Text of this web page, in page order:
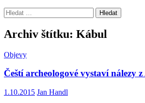
Vyhledávání
Archiv štítku: Kábul
Objevy
Čeští archeologové vystaví nálezy
1.10.2015 Jan Handl